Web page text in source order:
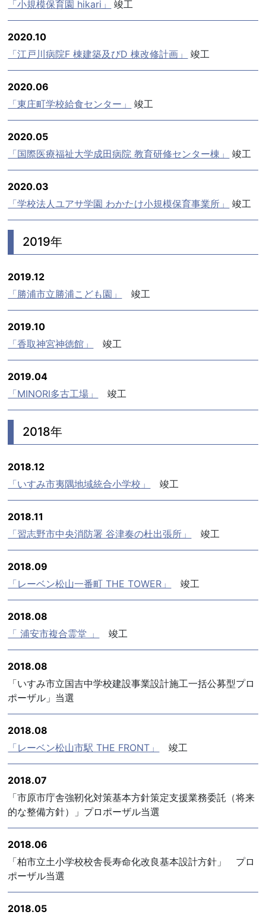
「小規模保育園 hikari」 竣工
2020.10
「江戸川病院F 棟建築及びD 棟改修計画」
竣工
2020.06
「東庄町学校給食センター」
竣工
2020.05
「国際医療福祉大学成田病院 教育研修センター棟」
竣工
2020.03
「学校法人ユアサ学園 わかたけ小規模保育事業所」
竣工
2019年
2019.12
「勝浦市立勝浦こども園」
竣工
2019.10
「香取神宮神徳館」
竣工
2019.04
「MINORI多古工場」
竣工
2018年
2018.12
「いすみ市夷隅地域統合小学校」
竣工
2018.11
「習志野市中央消防署 谷津奏の杜出張所」
竣工
2018.09
「レーベン松山一番町 THE TOWER」
竣工
2018.08
「 浦安市複合霊堂 」
竣工
2018.08
「いすみ市立国吉中学校建設事業設計施工一括公募型プロ
ポーザル」当選
2018.08
「レーベン松山市駅 THE FRONT」
竣工
2018.07
「市原市庁舎強靭化対策基本方針策定支援業務委託（将来
的な整備方針）」プロポーザル当選
2018.06
「柏市立土小学校校舎長寿命化改良基本設計方針」 プロ
ポーザル当選
2018.05